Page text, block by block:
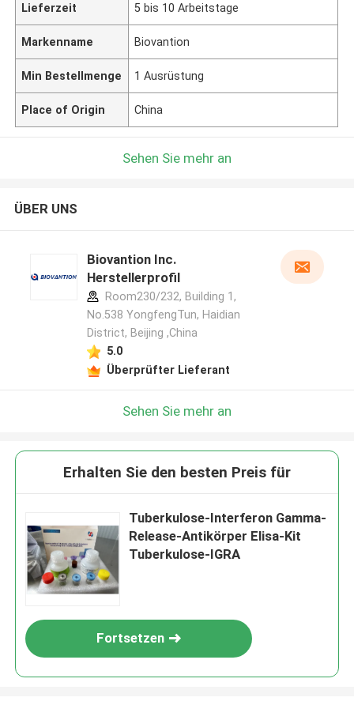
Lieferzeit 5 bis 10 Arbeitstage
Markenname Biovantion
Min Bestellmenge 1 Ausrüstung
Place of Origin China
Sehen Sie mehr an
ÜBER UNS
Biovantion Inc.
Herstellerprofil
Room230/232, Building 1,
No.538 YongfengTun, Haidian
District, Beijing ,China
5.0
Überprüfter Lieferant
Sehen Sie mehr an
Erhalten Sie den besten Preis für
Tuberkulose-Interferon Gamma-
Release-Antikörper Elisa-Kit
Tuberkulose-IGRA
Fortsetzen